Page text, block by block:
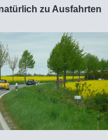
zu Ausfahrten